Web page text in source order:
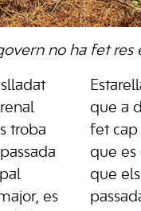
no ha fet
troba
es
que a
fet cap
que es
que